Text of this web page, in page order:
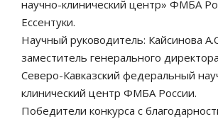
научно-клинический центр» ФМБА
Ессентуки.
Научный руководитель: Кайсинова
заместитель генерального
Северо-Кавказский федеральный
клинический центр ФМБА России.
Победители конкурса с